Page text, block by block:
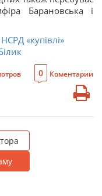
Барановська і
«купівлі»
0 Коментарии